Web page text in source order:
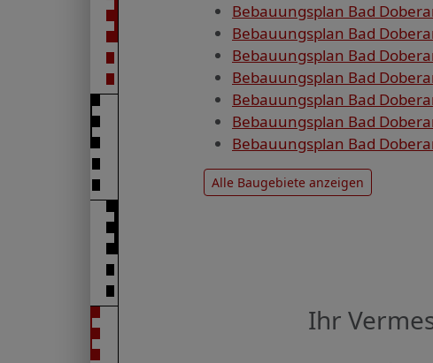
Bebauungsplan Bad
Bebauungsplan Bad
Bebauungsplan Bad
Bebauungsplan Bad
Bebauungsplan Bad
Bebauungsplan Bad
Bebauungsplan Bad
Alle Baugebiete anzeigen
Ihr